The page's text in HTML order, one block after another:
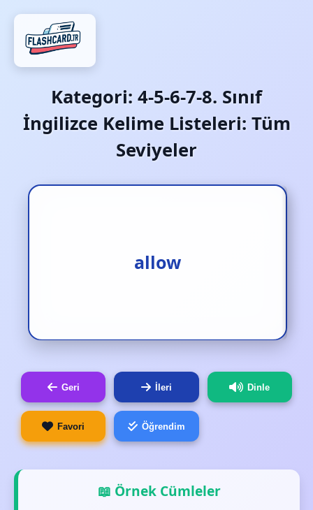
Kategori: 4-5-6-7-8. Sınıf
İngilizce Kelime Listeleri: Tüm
Seviyeler
allow
izin vermek
Geri İleri Dinle
Favori Öğrendim
📖 Örnek Cümleler